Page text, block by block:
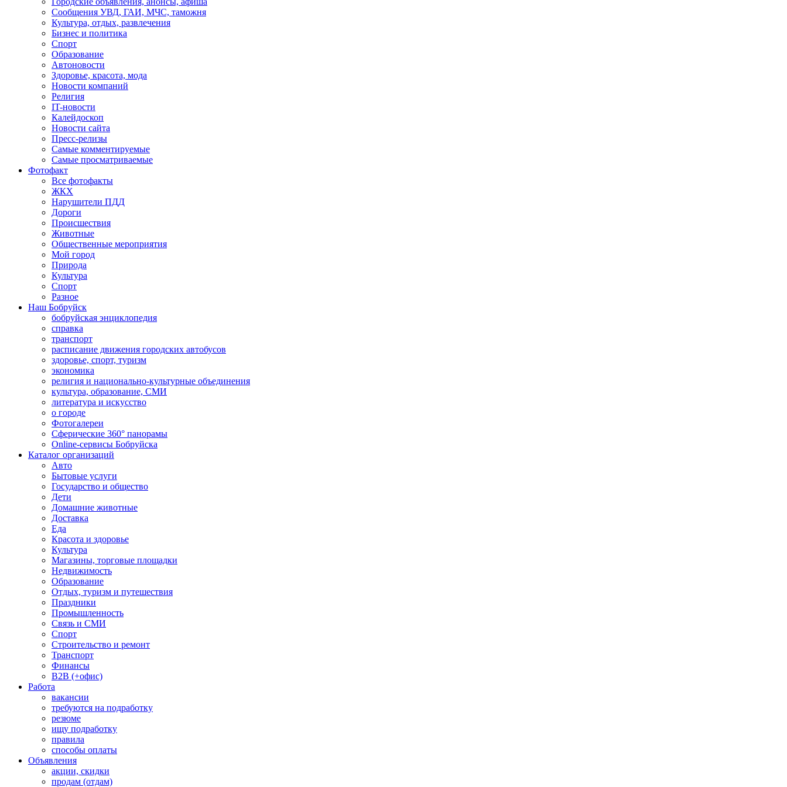
Сообщения УВД, ГАИ, МЧС, таможня
Культура, отдых, развлечения
Бизнес и политика
Спорт
Образование
Автоновости
Здоровье, красота, мода
Новости компаний
Религия
IT-новости
Калейдоскоп
Новости сайта
Пресс-релизы
Самые комментируемые
Самые просматриваемые
Фотофакт
Все фотофакты
ЖКХ
Нарушители ПДД
Дороги
Происшествия
Животные
Общественные мероприятия
Мой город
Природа
Культура
Спорт
Разное
Наш Бобруйск
бобруйская энциклопедия
справка
транспорт
расписание движения городских автобусов
здоровье, спорт, туризм
экономика
религия и национально-культурные объединения
культура, образование, СМИ
литература и искусство
о городе
Фотогалереи
Сферические 360° панорамы
Online-сервисы Бобруйска
Каталог организаций
Авто
Бытовые услуги
Государство и общество
Дети
Домашние животные
Доставка
Еда
Красота и здоровье
Культура
Магазины, торговые площадки
Недвижимость
Образование
Отдых, туризм и путешествия
Праздники
Промышленность
Связь и СМИ
Спорт
Строительство и ремонт
Транспорт
Финансы
B2B (+офис)
Работа
вакансии
требуются на подработку
резюме
ищу подработку
правила
способы оплаты
Объявления
акции, скидки
продам (отдам)